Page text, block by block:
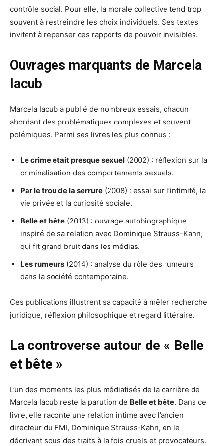
contrôle social. Pour elle, la morale collective tend trop
souvent à restreindre les choix individuels. Ses textes
invitent à repenser ces rapports de pouvoir invisibles.
Ouvrages marquants de Marcela
Iacub
Marcela Iacub a publié de nombreux essais, chacun
abordant des problématiques complexes et souvent
polémiques. Parmi ses livres les plus connus :
Le crime était presque sexuel (2002) : réflexion sur la
criminalisation des comportements sexuels.
Par le trou de la serrure (2008) : essai sur l’intimité, la
vie privée et la curiosité sociale.
Belle et bête (2013) : ouvrage autobiographique
inspiré de sa relation avec Dominique Strauss-Kahn,
qui fit grand bruit dans les médias.
Les rumeurs (2014) : analyse du rôle des rumeurs
dans la société contemporaine.
Ces publications illustrent sa capacité à mêler recherche
juridique, réflexion philosophique et regard littéraire.
La controverse autour de « Belle
et bête »
L’un des moments les plus médiatisés de la carrière de
Marcela Iacub reste la parution de Belle et bête. Dans ce
livre, elle raconte une relation intime avec l’ancien
directeur du FMI, Dominique Strauss-Kahn, en le
décrivant sous des traits à la fois cruels et provocateurs.